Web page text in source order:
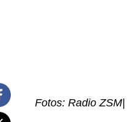
Fotos: Radio ZSM|